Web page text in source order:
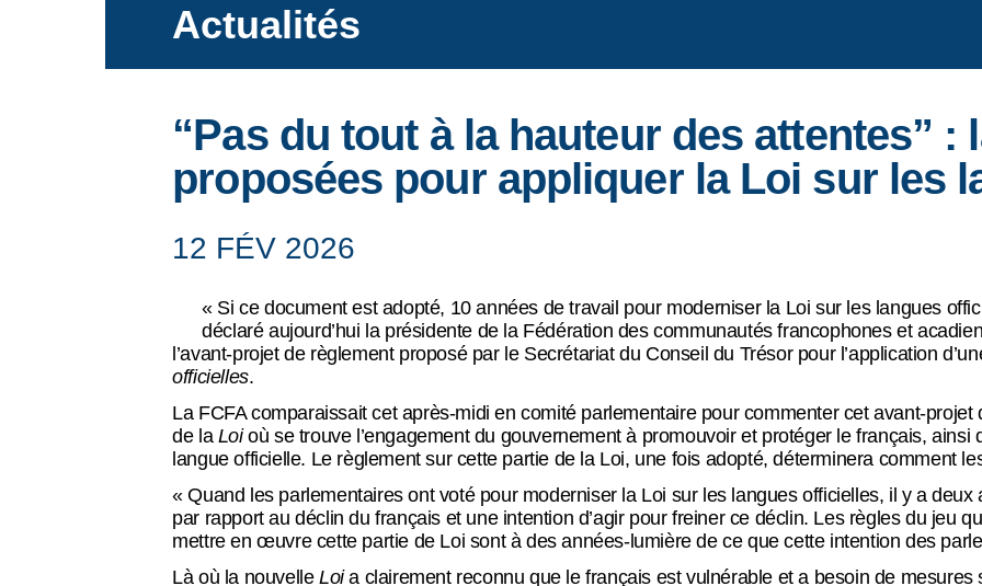
Ce que nous faisons
Actualités
“Pas du tout à la hauteur des attentes” :
proposées pour appliquer la Loi sur les
12 FÉV 2026
« Si ce document est adopté, 10 années de travail pour moderniser la Loi sur les langues
déclaré aujourd’hui la présidente de la Fédération des communautés francophones et
l’avant-projet de règlement proposé par le Secrétariat du Conseil du Trésor pour l’application
officielles.
La FCFA comparaissait cet après-midi en comité parlementaire pour commenter cet avant-
de la Loioù se trouve l’engagement du gouvernement à promouvoir et protéger le français, ainsi
langue officielle. Le règlement sur cette partie de la Loi, une fois adopté, déterminera comment
« Quand les parlementaires ont voté pour moderniser la Loi sur les langues officielles, il y a
par rapport au déclin du français et une intention d’agir pour freiner ce déclin. Les règles du jeu
mettre en œuvre cette partie de Loi sont à des années-lumière de ce que cette intention des
Là où la nouvelleLoia clairement reconnu que le français est vulnérable et a besoin de